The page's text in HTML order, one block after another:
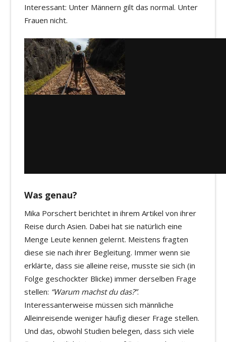
Interessant: Unter Männern gilt das normal. Unter
Frauen nicht.
Was genau?
Mika Porschert berichtet in ihrem Artikel von ihrer
Reise durch Asien. Dabei hat sie natürlich eine
Menge Leute kennen gelernt. Meistens fragten
diese sie nach ihrer Begleitung. Immer wenn sie
erklärte, dass sie alleine reise, musste sie sich (in
Folge geschockter Blicke) immer derselben Frage
stellen: “Warum machst du das?”.
Interessanterweise müssen sich männliche
Alleinreisende weniger häufig dieser Frage stellen.
Und das, obwohl Studien belegen, dass sich viele